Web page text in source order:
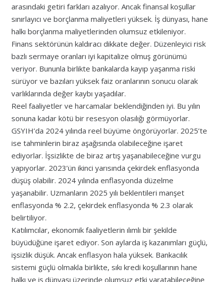
arasındaki getiri farkları azalıyor. Ancak finansal koşullar
sınırlayıcı ve borçlanma maliyetleri yüksek. İş dünyası, hane
halkı borçlanma maliyetlerinden olumsuz etkileniyor.
Finans sektörünün kaldıracı dikkate değer. Düzenleyici risk
bazlı sermaye oranları iyi kapitalize olmuş görünümü
veriyor. Bununla birlikte bankalarda kayıp yaşanma riski
sürüyor ve bazıları yüksek faiz oranlarının sonucu olarak
varlıklarında değer kaybı yaşadılar.
Reel faaliyetler ve harcamalar beklendiğinden iyi. Bu yılın
sonuna kadar kötü bir resesyon olasılığı görmüyorlar.
GSYIH’da 2024 yılında reel büyüme öngörüyorlar. 2025’te
ise tahminlerin biraz aşağısında olabileceğine işaret
ediyorlar. İşsizlikte de biraz artış yaşanabileceğine vurgu
yapıyorlar. 2023’ün ikinci yarısında çekirdek enflasyonda
düşüş olabilir. 2024 yılında enflasyonda düzelme
yaşanabilir. Uzmanların 2025 yılı beklentileri manşet
enflasyonda % 2.2, çekirdek enflasyonda % 2.3 olarak
belirtiliyor.
Katılımcılar, ekonomik faaliyetlerin ılımlı bir şekilde
büyüdüğüne işaret ediyor. Son aylarda iş kazanımları güçlü,
işsizlik düşük. Ancak enflasyon hala yüksek. Bankacılık
sistemi güçlü olmakla birlikte, sıkı kredi koşullarının hane
halkı ve iş dünyası üzerinde olumsuz etki yaratabileceğine